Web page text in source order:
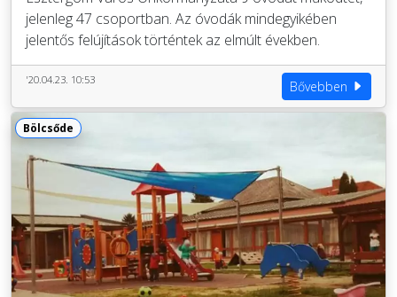
jelenleg 47 csoportban. Az óvodák mindegyikében
jelentős felújítások történtek az elmúlt években.
'20.04.23. 10:53 Bővebben
Bölcsőde